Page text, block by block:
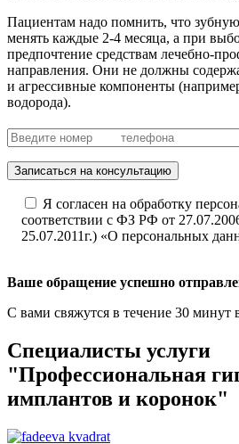
Пациентам надо помнить, что
менять каждые 2-4 месяца, а при
предпочтение средствам лечебно-
направления. Они не должны
и агрессивные компоненты
водорода).
Записаться на консультацию
Я согласен на обработку
соответствии с ФЗ РФ от
25.07.2011г.) «О персональных
Ваше обращение успешно
С вами свяжутся в течение 30 минут
Специалисты услуги
"Профессиональная
имплантов и коронок"